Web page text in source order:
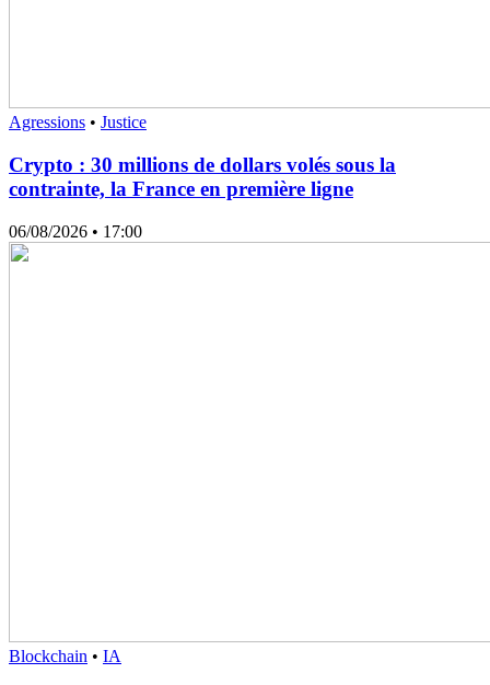
Agressions • Justice
Crypto : 30 millions de dollars volés sous la
contrainte, la France en première ligne
06/08/2026 • 17:00
Blockchain • IA